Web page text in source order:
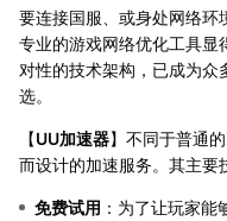
要连接国服、或身处网络环
专业的游戏网络优化工具显
对性的技术架构，已成为众
选。
【UU加速器】不同于普通
而设计的加速服务。其主要
免费试用 ：为了让玩家